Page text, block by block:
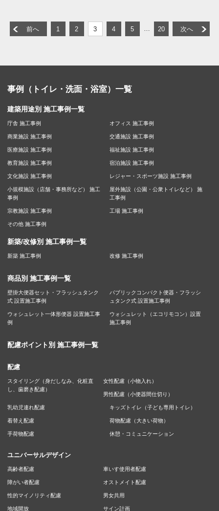
前へ 1 2 3 4 5 … 20 次へ
事例（トイレ・洗面・浴室）一覧
建築用途別 施工事例一覧
庁舎 施工事例 オフィス 施工事例
商業施設 施工事例 交通施設 施工事例
医療施設 施工事例 福祉施設 施工事例
教育施設 施工事例 宿泊施設 施工事例
文化施設 施工事例 レジャー・スポーツ施設 施工事例
小規模施設（店舗・事務所など） 施工
事例
屋外施設（公園・公衆トイレなど） 施
工事例
宗教施設 施工事例 工場 施工事例
その他 施工事例
新築/改修別 施工事例一覧
新築 施工事例 改修 施工事例
商品別 施工事例一覧
壁掛大便器セット・フラッシュタンク
式 設置施工事例
パブリックコンパクト便器・フラッシ
ュタンク式 設置施工事例
ウォシュレット一体形便器 設置施工事
例
ウォシュレット（エコリモコン）設置
施工事例
配慮ポイント別 施工事例一覧
配慮
スタイリング（身だしなみ、化粧直
し、歯磨き配慮）
女性配慮（小物入れ）
男性配慮（小便器間仕切り）
乳幼児連れ配慮 キッズトイレ（子ども専用トイレ）
着替え配慮 荷物配慮（大きい荷物）
手荷物配慮 休憩・コミュニケーション
ユニバーサルデザイン
高齢者配慮 車いす使用者配慮
障がい者配慮 オストメイト配慮
性的マイノリティ配慮 男女共用
地域開放 サイン計画